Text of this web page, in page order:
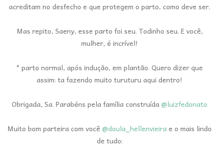
acreditam no desfecho e que protegem o parto, como deve ser.
Mas repito, Saeny, esse parto foi seu. Todinho seu. E você,
mulher, é incrível!
* parto normal, após indução, em plantão. Quero dizer que
assim: ta fazendo muito turuturu aqui dentro!
Obrigada, Sa. Parabéns pela família construída@luizfedonato
Muito bom parteira com você @doula_hellenvieirae o mais lindo
de tudo: